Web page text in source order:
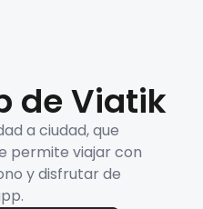
de Viatik
a ciudad, que
permite viajar con
y disfrutar de